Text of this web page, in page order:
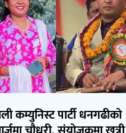
कम्युनिस्ट पार्टी धनगढीको